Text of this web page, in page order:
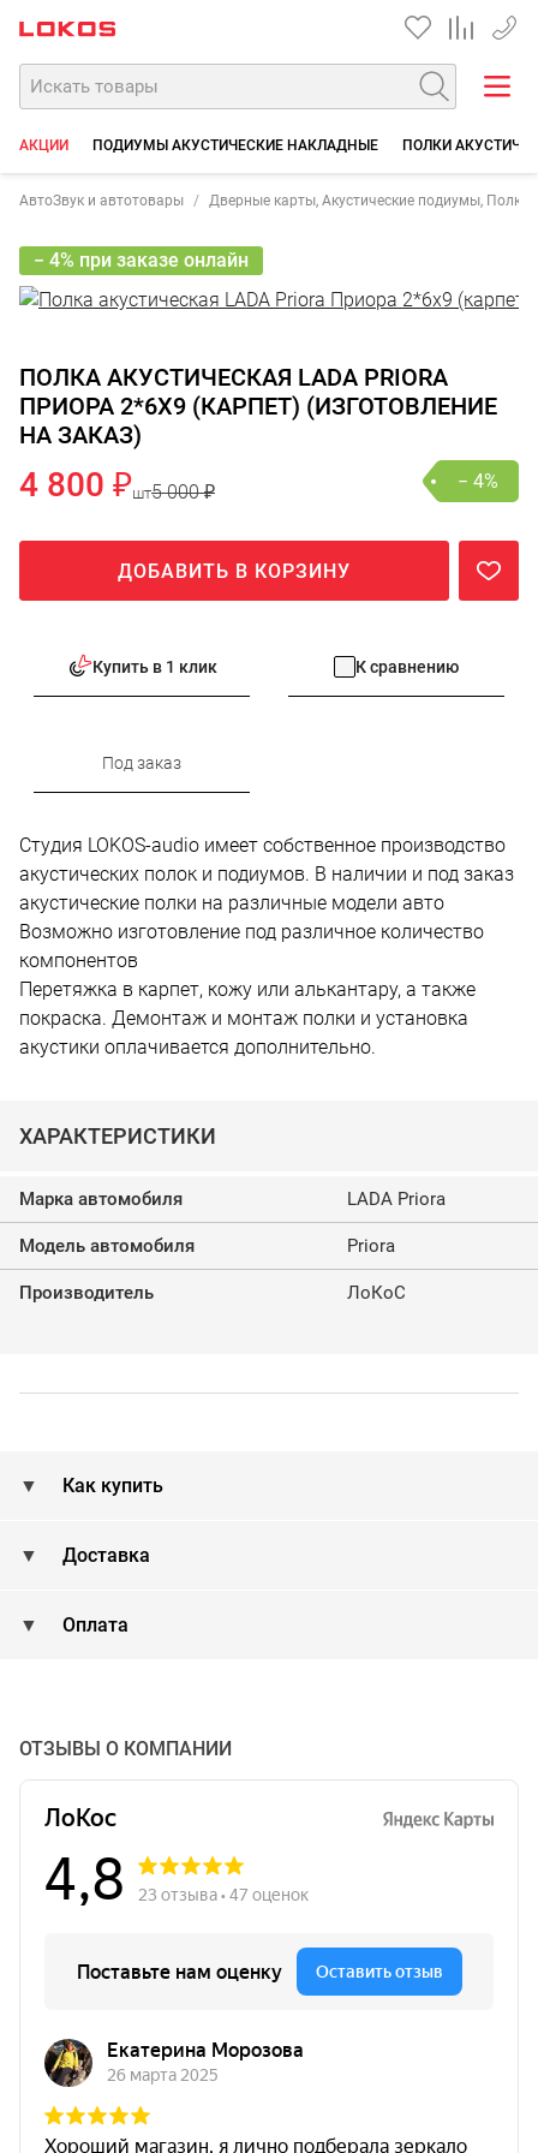
+7
АКЦИИ ПОДИУМЫ АКУСТИЧЕСКИЕ НАКЛАДНЫЕ ПОЛКИ
АвтоЗвук и автотовары Дверные карты, Акустические подиумы, Полки
− 4% при заказе онлайн
ПОЛКА АКУСТИЧЕСКАЯ LADA PRIORA
ПРИОРА 2*6Х9 (КАРПЕТ) (ИЗГОТОВЛЕНИЕ
НА ЗАКАЗ)
4 800 ₽шт5 000 ₽ − 4%
ДОБАВИТЬ В КОРЗИНУ
Купить в 1 клик К сравнению
Под заказ
Студия LOKOS-audio имеет собственное производство
акустических полок и подиумов. В наличии и под заказ
акустические полки на различные модели авто
Возможно изготовление под различное количество
компонентов
Перетяжка в карпет, кожу или алькантару, а также
покраска. Демонтаж и монтаж полки и установка
акустики оплачивается дополнительно.
ХАРАКТЕРИСТИКИ
Марка автомобиля LADA Priora
Модель автомобиля Priora
Производитель ЛоКоС
Как купить
Доставка
Оплата
ОТЗЫВЫ О КОМПАНИИ